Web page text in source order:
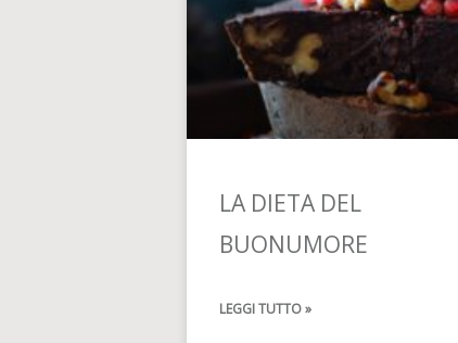
LA DIETA DEL
BUONUMORE
LEGGI TUTTO »